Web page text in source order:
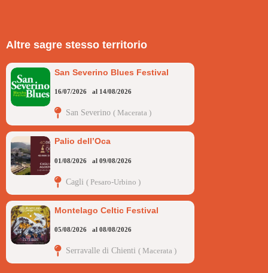
Altre sagre stesso territorio
San Severino Blues Festival
16/07/2026 al 14/08/2026
San Severino ( Macerata )
Palio dell’Oca
01/08/2026 al09/08/2026
Cagli ( Pesaro-Urbino )
Montelago Celtic Festival
05/08/2026 al08/08/2026
Serravalle di Chienti ( Macerata )